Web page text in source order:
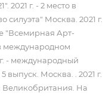
2021 г. - 2 место в
Москва. 2021 г.
"Всемирная Арт-
международном
- международный
выпуск. Москва. . 2021 г.
Великобритания. На